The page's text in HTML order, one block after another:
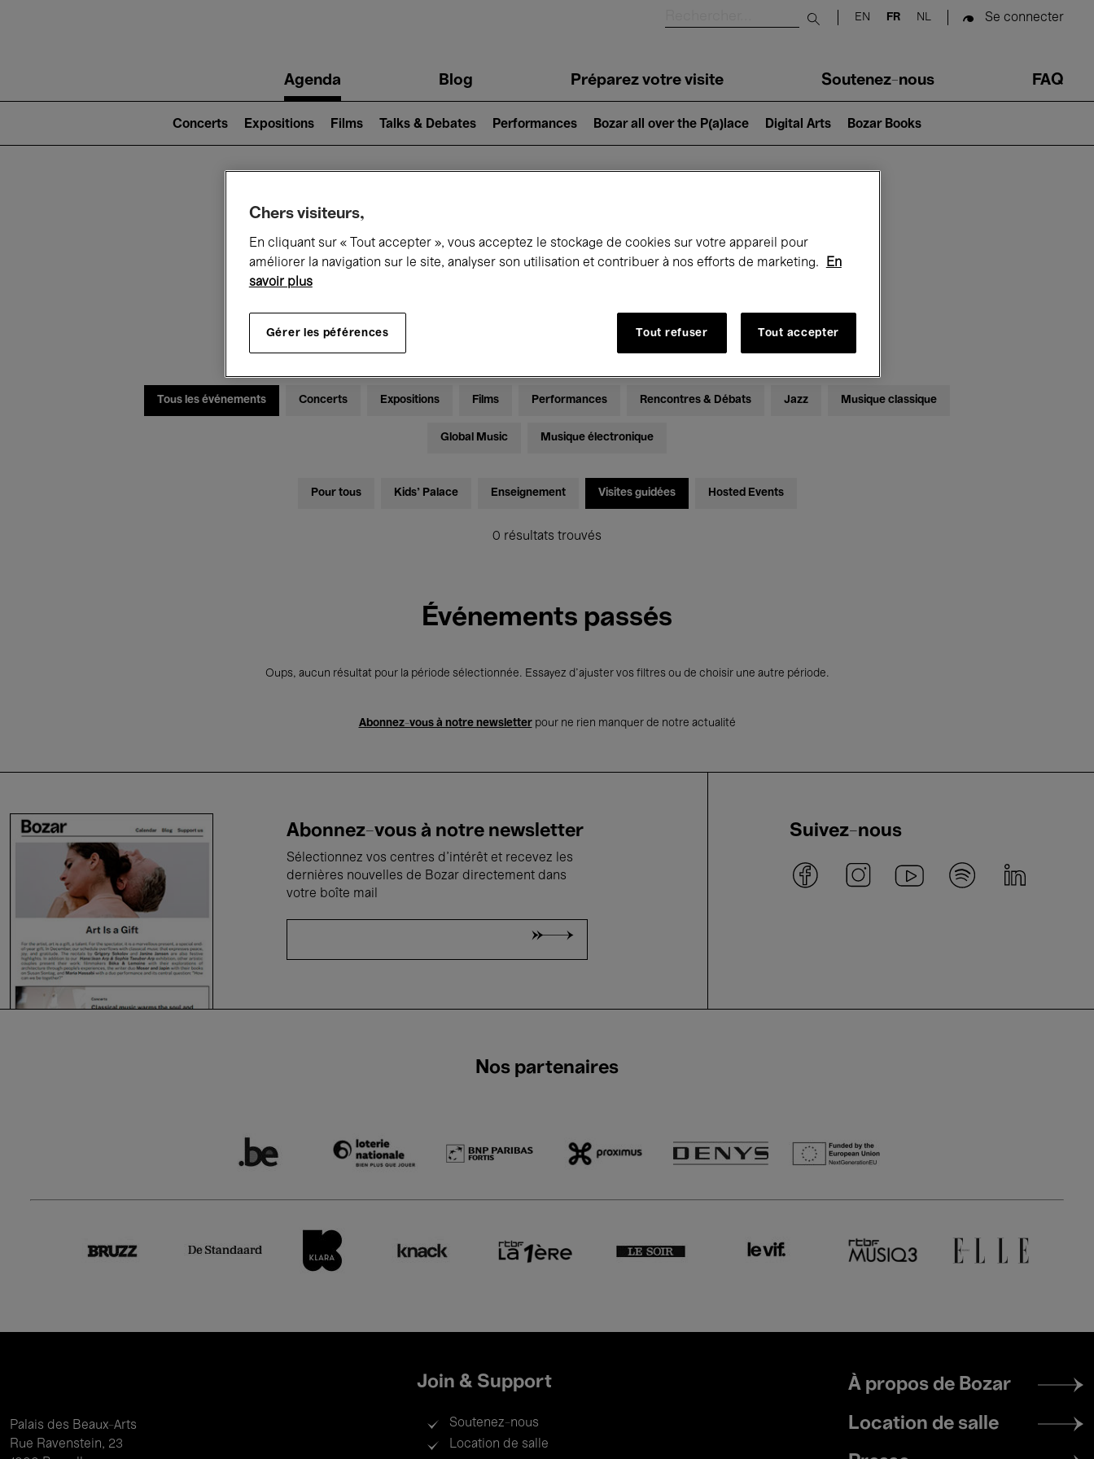
Submit search
EN FR NL Se connecter
navigationAgenda Blog Préparez votre visite Soutenez-nous FAQ
2)
Concerts Expositions Films Talks & Debates Performances Bozar all over the P(a)lace Digital Arts Bozar Books
Ce qui se passe à Bozar
Dimanche 10 Mai 2026
Tous les événements Concerts Expositions Films Performances Rencontres & Débats Jazz Musique classique
Global Music Musique électronique
Pour tous Kids’ Palace Enseignement Visites guidées Hosted Events
0 résultats trouvés
Événements passés
Oups, aucun résultat pour la période sélectionnée. Essayez d’ajuster vos filtres ou de choisir une autre période.
Abonnez-vous à notre newsletterpour ne rien manquer de notre actualité
Abonnez-vous à notre newsletter
Sélectionnez vos centres d'intérêt et recevez les
dernières nouvelles de Bozar directement dans
votre boîte mail
Suivez-nous
Nos partenaires
Palais des Beaux-Arts
Rue Ravenstein, 23
Join & Support
Soutenez-nous
Location de salle
Footer
menu
À propos de Bozar
Location de salle
Chers visiteurs,
En cliquant sur « Tout accepter », vous acceptez le stockage de cookies sur votre appareil pour
améliorer la navigation sur le site, analyser son utilisation et contribuer à nos efforts de marketing.
En
savoir plus
Gérer les péférences Tout refuser Tout accepter